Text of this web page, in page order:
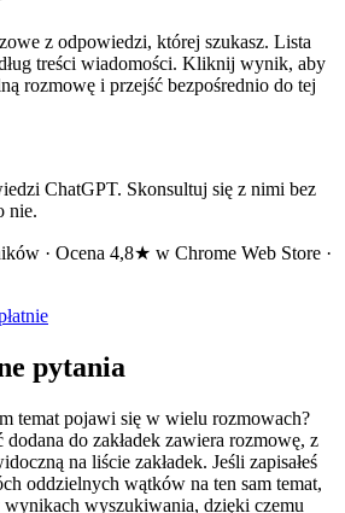
z odpowiedzi, której szukasz. Lista
treści wiadomości. Kliknij wynik, aby
rozmowę i przejść bezpośrednio do tej
ChatGPT. Skonsultuj się z nimi bez
nie.
· Ocena 4,8★ w Chrome Web Store ·
pytania
temat pojawi się w wielu rozmowach?
do zakładek zawiera rozmowę, z
na liście zakładek. Jeśli zapisałeś
oddzielnych wątków na ten sam temat,
wyszukiwania, dzięki czemu